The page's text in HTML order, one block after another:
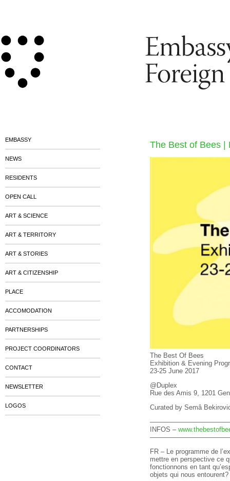
The Best of Bees |
The Best Of Bees
Exhibition & Evening
23-25 June 2017
@Duplex
Rue des Amis 9, 1201
Curated by Semâ
INFOS –
FR – Le programme de
mettre en perspective ce
fonctionnons en tant
objets qui nous entourent?
EMBASSY
NEWS
RESIDENTS
OPEN CALL
ART & SCIENCE
ART & TERRITORY
ART & STORIES
ART & CITIZENSHIP
PLACE
ACCOMODATION
PARTNERSHIPS
PROJECT COORDINATORS
CONTACT
NEWSLETTER
LOGOS